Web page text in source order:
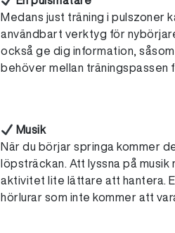
Medans just träning i pulszoner
användbart verktyg för
också ge dig information,
behöver mellan träningspassen
Musik
När du börjar springa kommer
löpsträckan. Att lyssna på
aktivitet lite lättare att hantera.
hörlurar som inte kommer att